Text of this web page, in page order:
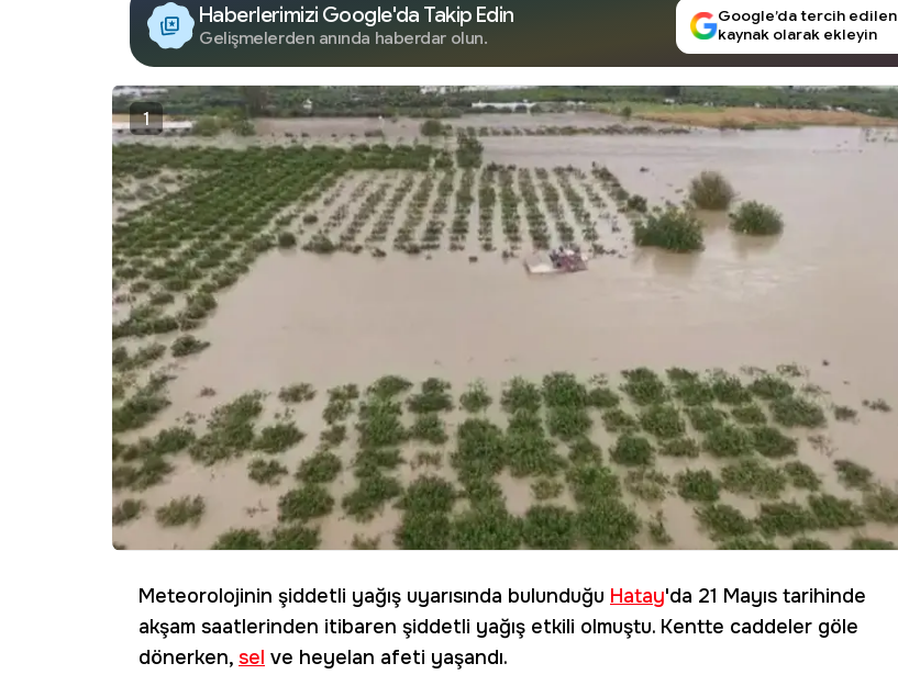
Haberlerimizi Google'da Takip Edin
Gelişmelerden anında haberdar olun.
Google’da tercih edilen
kaynak olarak ekleyin
1
Meteorolojinin şiddetli yağış uyarısında bulunduğu Hatay'da 21 Mayıs tarihinde
akşam saatlerinden itibaren şiddetli yağış etkili olmuştu. Kentte caddeler göle
dönerken, sel ve heyelan afeti yaşandı.